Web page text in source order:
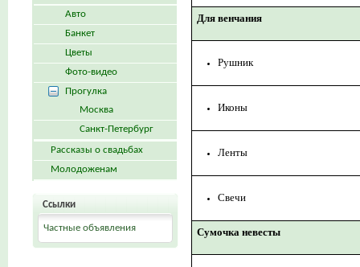
Для венчания
Рушник
Иконы
Ленты
Свечи
Сумочка невесты
Авто
Банкет
Цветы
Фото-видео
Прогулка
Москва
Санкт-Петербург
Рассказы о свадьбах
Молодоженам
Ссылки
Частные объявления